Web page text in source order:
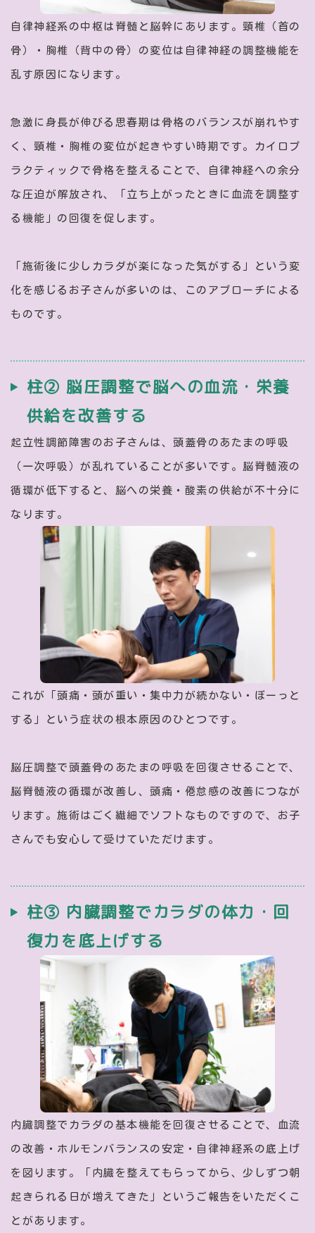
自律神経系の中枢は脊髄と脳幹にあります。頸椎（首の
骨）・胸椎（背中の骨）の変位は自律神経の調整機能を
乱す原因になります。
急激に身長が伸びる思春期は骨格のバランスが崩れやす
く、頸椎・胸椎の変位が起きやすい時期です。カイロプ
ラクティックで骨格を整えることで、自律神経への余分
な圧迫が解放され、「立ち上がったときに血流を調整す
る機能」の回復を促します。
「施術後に少しカラダが楽になった気がする」という変
化を感じるお子さんが多いのは、このアプローチによる
ものです。
柱② 脳圧調整で脳への血流・栄養
供給を改善する
起立性調節障害のお子さんは、頭蓋骨のあたまの呼吸
（一次呼吸）が乱れていることが多いです。脳脊髄液の
循環が低下すると、脳への栄養・酸素の供給が不十分に
なります。
これが「頭痛・頭が重い・集中力が続かない・ぼーっと
する」という症状の根本原因のひとつです。
脳圧調整で頭蓋骨のあたまの呼吸を回復させることで、
脳脊髄液の循環が改善し、頭痛・倦怠感の改善につなが
ります。施術はごく繊細でソフトなものですので、お子
さんでも安心して受けていただけます。
柱③ 内臓調整でカラダの体力・回
復力を底上げする
内臓調整でカラダの基本機能を回復させることで、血流
の改善・ホルモンバランスの安定・自律神経系の底上げ
を図ります。「内臓を整えてもらってから、少しずつ朝
起きられる日が増えてきた」というご報告をいただくこ
とがあります。